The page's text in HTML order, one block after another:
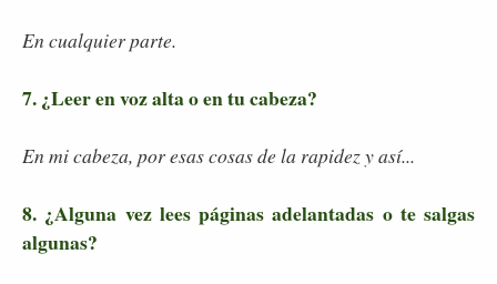
En cualquier parte.
7. ¿Leer en voz alta o en tu cabeza?
En mi cabeza, por esas cosas de la rapidez y así...
8. ¿Alguna vez lees páginas adelantadas o te salgas
algunas?